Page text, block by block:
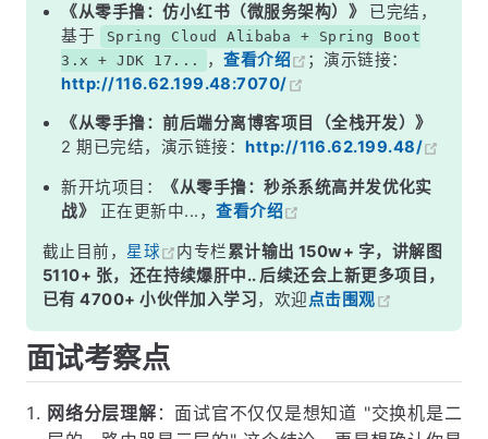
面试高频追问
常见面试变体
总结
《从零手撸：仿小红书（微服务架构）》
已完结，
基于
Spring Cloud Alibaba + Spring Boot
3.x + JDK 17...
，查看介绍
；演示链接：
http://116.62.199.48:7070/
《从零手撸：前后端分离博客项目（全栈开发）》
2 期已完结，演示链接： http://116.62.199.48/
新开坑项目：
《从零手撸：秒杀系统高并发优化实
战》
正在更新中...，查看介绍
截止目前， 星球 内专栏累计输出 150w+ 字，讲解图
5110+ 张，还在持续爆肝中.. 后续还会上新更多项目，
已有 4700+ 小伙伴加入学习，欢迎点击围观
面试考察点
网络分层理解 ：面试官不仅仅是想知道 "交换机是二